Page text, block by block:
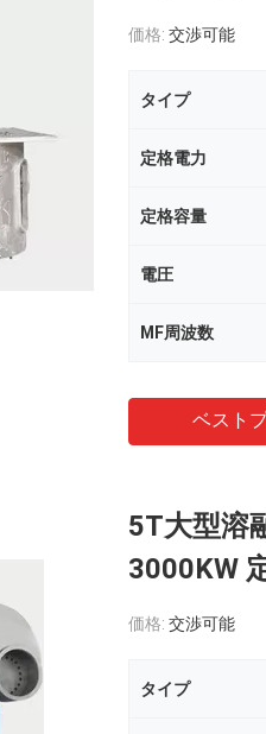
価格: 交渉可能
タイプ
定格電力
定格容量
電圧
MF周波数
ベスト
5T大型溶
3000KW
価格: 交渉可能
タイプ